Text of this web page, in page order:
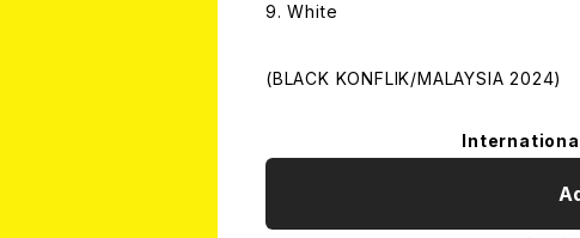
9. White
(BLACK KONFLIK/MALAYSIA 2024)